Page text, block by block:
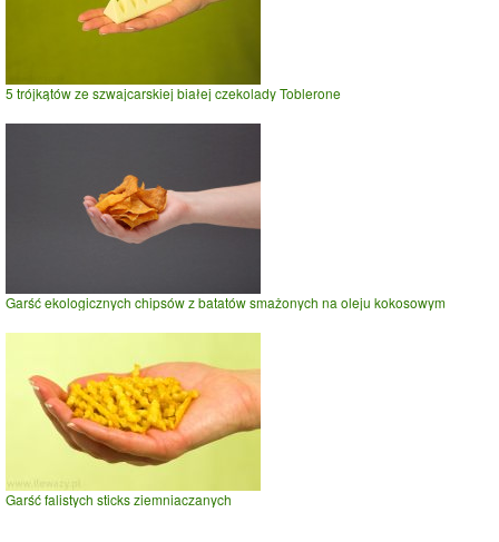
5 trójkątów ze szwajcarskiej białej czekolady Toblerone
Garść ekologicznych chipsów z batatów smażonych na oleju kokosowym
Garść falistych sticks ziemniaczanych